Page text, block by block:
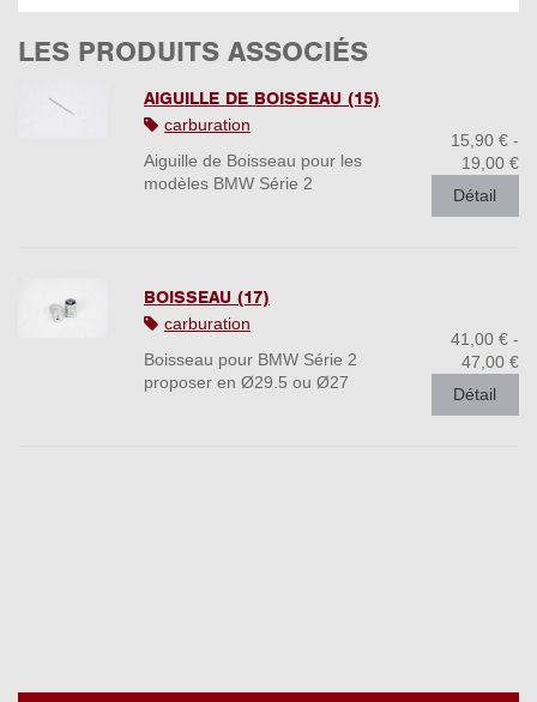
LES PRODUITS ASSOCIÉS
AIGUILLE DE BOISSEAU (15)
carburation
Aiguille de Boisseau pour les
modèles BMW Série 2
15,90 € -
19,00 €
Détail
BOISSEAU (17)
carburation
Boisseau pour BMW Série 2
proposer en Ø29.5 ou Ø27
41,00 € -
47,00 €
Détail